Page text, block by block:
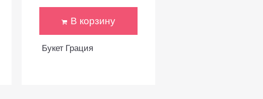
Букет Грация
В корзину